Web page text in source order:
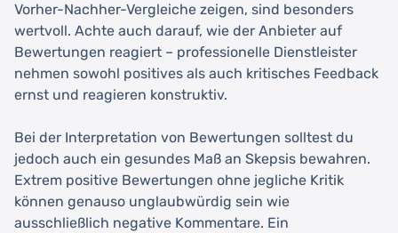
Vorher-Nachher-Vergleiche zeigen, sind besonders
wertvoll. Achte auch darauf, wie der Anbieter auf
Bewertungen reagiert – professionelle Dienstleister
nehmen sowohl positives als auch kritisches Feedback
ernst und reagieren konstruktiv.
Bei der Interpretation von Bewertungen solltest du
jedoch auch ein gesundes Maß an Skepsis bewahren.
Extrem positive Bewertungen ohne jegliche Kritik
können genauso unglaubwürdig sein wie
ausschließlich negative Kommentare. Ein